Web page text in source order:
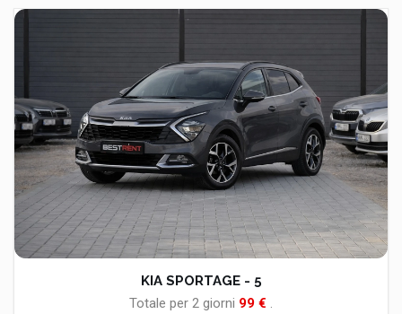
KIA SPORTAGE - 5
Totale per 2 giorni 99 € .